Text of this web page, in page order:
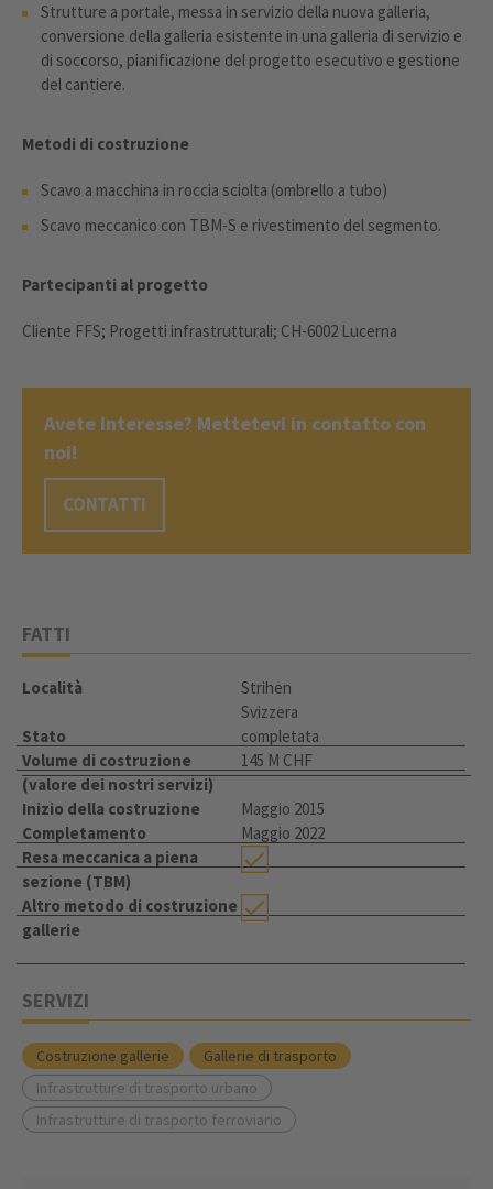
Strutture a portale, messa in servizio della nuova galleria,
conversione della galleria esistente in una galleria di servizio e
di soccorso, pianificazione del progetto esecutivo e gestione
del cantiere.
Metodi di costruzione
Scavo a macchina in roccia sciolta (ombrello a tubo)
Scavo meccanico con TBM-S e rivestimento del segmento.
Partecipanti al progetto
Cliente FFS; Progetti infrastrutturali; CH-6002 Lucerna
Avete interesse? Mettetevi in contatto con
noi!
CONTATTI
FATTI
Località
Strihen
Svizzera
Stato
completata
Volume di costruzione
(valore dei nostri servizi)
145 M CHF
Inizio della costruzione
Maggio 2015
Completamento
Maggio 2022
Resa meccanica a piena
sezione (TBM)
Altro metodo di costruzione
gallerie
SERVIZI
Costruzione gallerie
Gallerie di trasporto
Infrastrutture di trasporto urbano
Infrastrutture di trasporto ferroviario